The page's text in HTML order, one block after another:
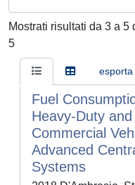
Mostrati risultati da 3 a 5
5
Fuel
Heavy-Duty
Commercial
Advanced
Systems